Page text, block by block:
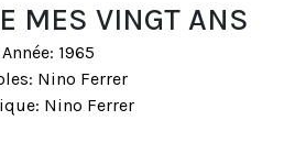
MES VINGT ANS
Année: 1965
Nino Ferrer
Nino Ferrer